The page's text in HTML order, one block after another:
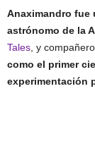
Anaximandro fue
astrónomo de la
Tales , y
como el primer
experimentación